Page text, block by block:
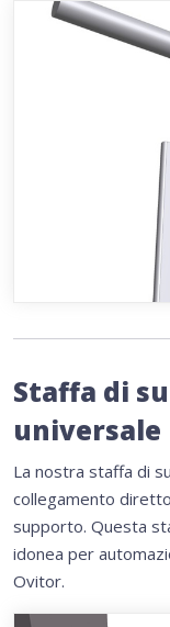
Staffa di
universale
La nostra staffa di
collegamento
supporto. Questa
idonea per
Ovitor.